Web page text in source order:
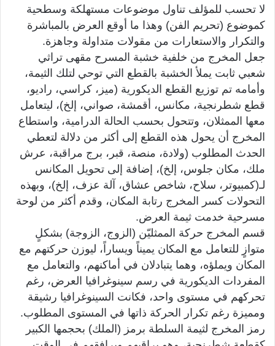
لا تحسب للمؤلف تناول موضوعات مستهلكة وسطحية
كموضوع (تحريم الفن) وهذا ما أوقع العرض بالمباشرة
والتكرار والاستعارات من مقولات متداولة وجاهزة.
جعل المخرج من خلفية خشبة المسرح مقهى تراثي
شعبي ثابت يملأ الخشبة بالقطع التي توحي لتلك الثيمة،
وأمامه تم توزيع القطع الديكورية (ميز، كراسي، راديو،
قطع شطرنجية، مكانس، أقمشة، صواني، إلخ)، ليتعامل
معها الممثلان، وتتحول بحسب الحالة الدرامية، واستطاع
المخرج أن يحول هذه القطع إلى أكثر من دلالة لتعطي
الحدث المطلوب (ولادة، منصة، قبر، برج مراقبة، عرش
ملك، مكان جلوس، إلخ)، إضافة إلى تحويل المكانس
لـ(كمبيوتر، سلاح، شاخص عشاق، آلة عزف، إلخ)، وبهذه
التحولات كسر المخرج رتابة المكان، وقدم أكثر من لوحة
مسرحية خدمت ثيمة العرض.
قسم المخرج حركة الممثليّن (الزوج، الزوجة) بشكلٍ
متوازٍ للتعامل مع المكان يميناً ويساراً، ليوزن حركتهم مع
المكان ويملؤه، وهما يتبادلان في أماكنهم، والتعامل مع
المفردات الديكورية في رسم سينوغرافيا العرض، رغم
تحركهم في مستوى واحد، فكانت السينوغرافيا رشيقة
ومميزة رغم تكرار الحركة ذاتها في المستوى المطلوب.
رمز المخرج لثيمة السلطة برمز (الملك) بحجمها الكبير